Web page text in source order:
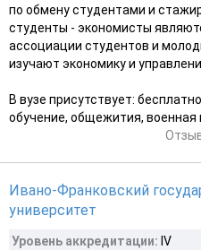
по обмену студентами и
студенты - экономисты
ассоциации студентов и
изучают экономику и управление
В вузе присутствует:
обучение, общежития, военная
Ивано-Франковский
университет
Уровень аккредитации: IV